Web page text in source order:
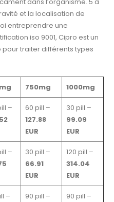
et la localisation de
entreprendre une
iso 9001, Cipro est un
pour traiter différents types
750mg 1000mg
–
60 pill –
127.88
EUR
30 pill –
99.09
EUR
–
30 pill –
66.91
EUR
120 pill –
314.04
EUR
–
90 pill –
90 pill –